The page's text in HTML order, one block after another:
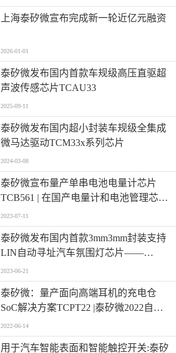
上海泰矽微宣布完成新一轮近亿元融资
2026-01-01
泰矽微发布国内首款车规级高压直驱超
声波传感芯片TCAU33
2025-09-11
泰矽微发布国内超小封装车规级全集成
微马达驱动TCM33x系列芯片
2024-03-08
泰矽微宣布量产单串电池电量计芯片
TCB561 | 在国产电量计和电池管理芯片
领域具有标杆意义
2023-07-11
泰矽微发布国内首款3mm3mm封装支持
LIN自动寻址汽车氛围灯芯片——
TCPL010
2023-06-21
泰矽微：量产面向高端耳机的充电仓
SoC解决方案TCPT22 |泰矽微2022自动
化科技动态（二）
2022-06-14
用于汽车智能表面和智能触控开关:泰矽